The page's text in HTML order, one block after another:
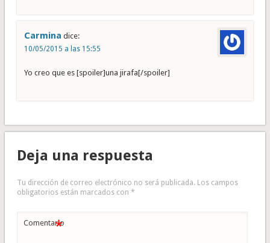
Carmina dice:
10/05/2015 a las 15:55
Yo creo que es [spoiler]una jirafa[/spoiler]
Deja una respuesta
Tu dirección de correo electrónico no será publicada. Los campos
obligatorios están marcados con *
Comentario
*